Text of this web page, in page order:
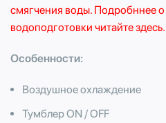
смягчения воды. Подробннее
водоподготовки читайте здесь.
Особенности:
Воздушное охлаждение
Тумблер ON / OFF